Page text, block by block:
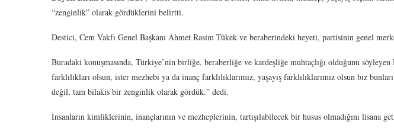
“zenginlik” olarak gördüklerini belirtti.
Destici, Cem Vakfı Genel Başkanı Ahmet Rasim Tükek ve beraberindeki heyeti, partisinin genel
Buradaki konuşmasında, Türkiye’nin birliğe, beraberliğe ve kardeşliğe muhtaçlığı olduğunu
farklılıkları olsun, ister mezhebi ya da inanç farklılıklarımız, yaşayış farklılıklarımız olsun biz
değil, tam bilakis bir zenginlik olarak gördük.” dedi.
İnsanların kimliklerinin, inançlarının ve mezheplerinin, tartışılabilecek bir husus olmadığını lisana